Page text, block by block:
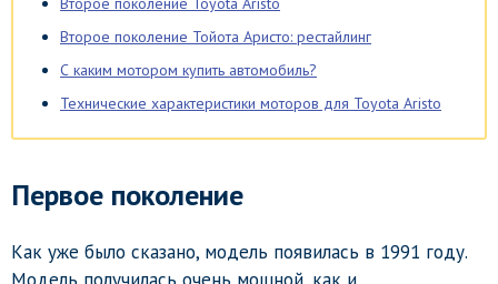
Второе поколение Тойота Аристо: рестайлинг
С каким мотором купить автомобиль?
Технические характеристики моторов для Toyota Aristo
Первое поколение
Как уже было сказано, модель появилась в 1991 году.